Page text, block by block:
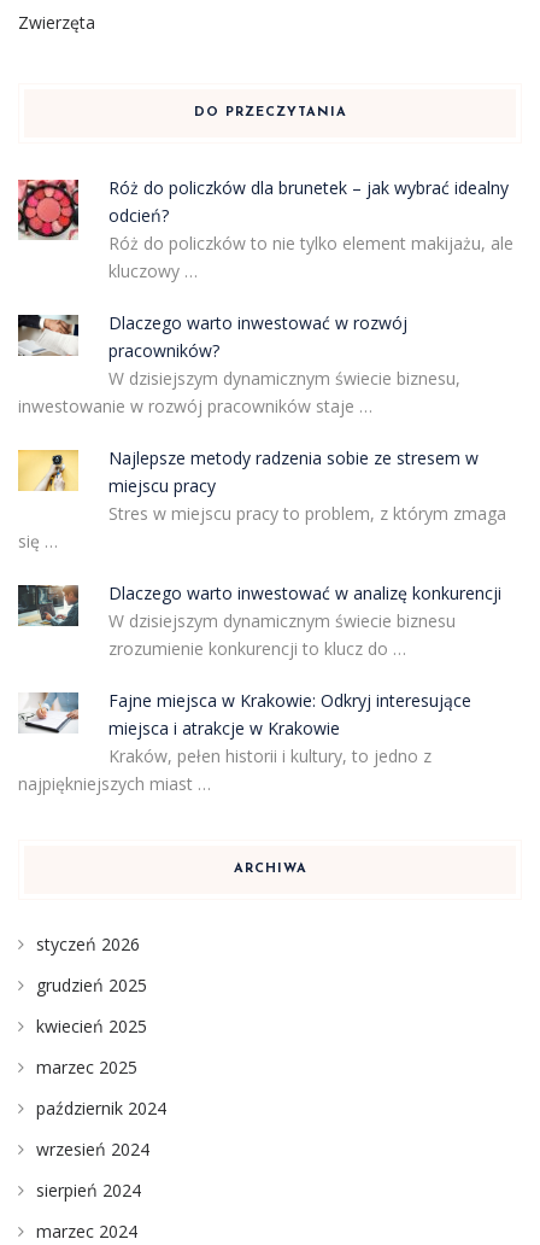
Zwierzęta
DO PRZECZYTANIA
Róż do policzków dla brunetek – jak wybrać idealny
odcień?
Róż do policzków to nie tylko element makijażu, ale
kluczowy …
Dlaczego warto inwestować w rozwój
pracowników?
W dzisiejszym dynamicznym świecie biznesu,
inwestowanie w rozwój pracowników staje …
Najlepsze metody radzenia sobie ze stresem w
miejscu pracy
Stres w miejscu pracy to problem, z którym zmaga
się …
Dlaczego warto inwestować w analizę konkurencji
W dzisiejszym dynamicznym świecie biznesu
zrozumienie konkurencji to klucz do …
Fajne miejsca w Krakowie: Odkryj interesujące
miejsca i atrakcje w Krakowie
Kraków, pełen historii i kultury, to jedno z
najpiękniejszych miast …
ARCHIWA
styczeń 2026
grudzień 2025
kwiecień 2025
marzec 2025
październik 2024
wrzesień 2024
sierpień 2024
marzec 2024